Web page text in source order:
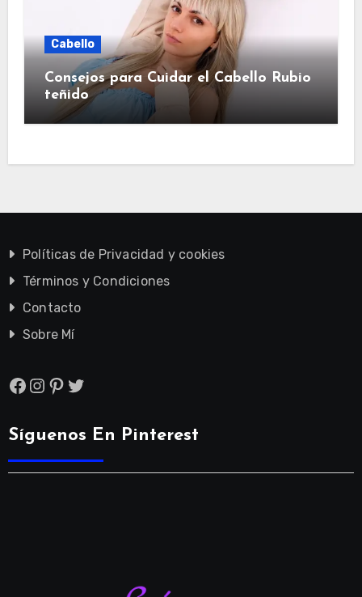
Cabello
Consejos para Cuidar el Cabello Rubio
teñido
Políticas de Privacidad y cookies
Términos y Condiciones
Contacto
Sobre Mí
Facebook
Instagram
Pinterest
Twitter
Síguenos En Pinterest